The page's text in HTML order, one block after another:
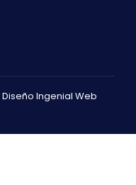
Diseño Ingenial Web